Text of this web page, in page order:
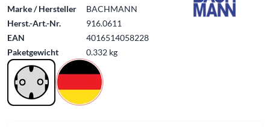
Marke / Hersteller
BACHMANN
Herst.-Art.-Nr.
916.0611
EAN
4016514058228
Paketgewicht
0.332 kg